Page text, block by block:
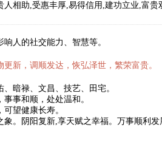
人相助,受惠丰厚,易得信用,建功立业,富贵
人的社交能力、智慧等。
更新，调顺发达，恢弘泽世，繁荣富贵。
暗禄、文昌、技艺、田宅。
事和顺，处处温和。
望健康长寿。
象。阴阳复新,享天赋之幸福。万事顺利